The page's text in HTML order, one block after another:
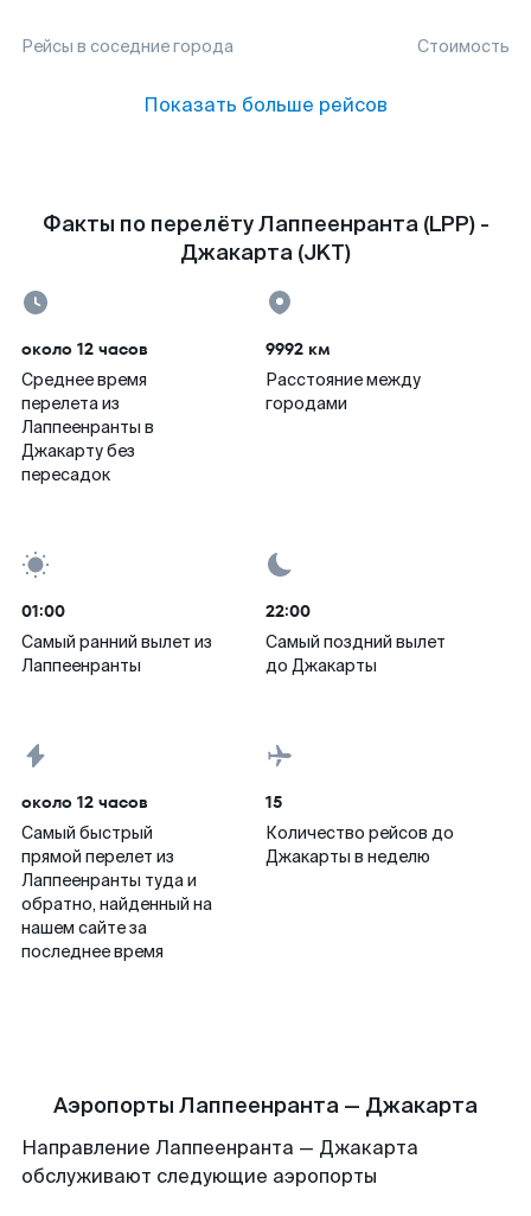
Рейсы в соседние города Стоимость
Показать больше рейсов
Факты по перелёту Лаппеенранта (LPP) -
Джакарта (JKT)
около 12 часов
Среднее время
перелета из
Лаппеенранты в
Джакарту без
пересадок
9992 км
Расстояние между
городами
01:00
Самый ранний вылет из
Лаппеенранты
22:00
Самый поздний вылет
до Джакарты
около 12 часов
Самый быстрый
прямой перелет из
Лаппеенранты туда и
обратно, найденный на
нашем сайте за
последнее время
15
Количество рейсов до
Джакарты в неделю
Аэропорты Лаппеенранта — Джакарта
Направление Лаппеенранта — Джакарта
обслуживают следующие аэропорты